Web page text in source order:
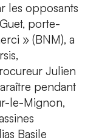
les opposants
porte-
» (BNM), a
Julien
pendant
le-Mignon,
Basile